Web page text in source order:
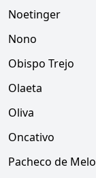
Noetinger
Nono
Obispo Trejo
Olaeta
Oliva
Oncativo
Pacheco de Melo